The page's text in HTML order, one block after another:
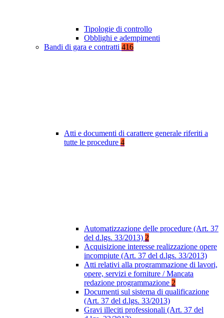
Tipologie di controllo
Obblighi e adempimenti
Bandi di gara e contratti 416
Atti e documenti di carattere generale riferiti a
tutte le procedure 4
Automatizzazione delle procedure (Art. 37
del d.lgs. 33/2013) 2
Acquisizione interesse realizzazione opere
incompiute (Art. 37 del d.lgs. 33/2013)
Atti relativi alla programmazione di lavori,
opere, servizi e forniture / Mancata
redazione programmazione 2
Documenti sul sistema di qualificazione
(Art. 37 del d.lgs. 33/2013)
Gravi illeciti professionali (Art. 37 del